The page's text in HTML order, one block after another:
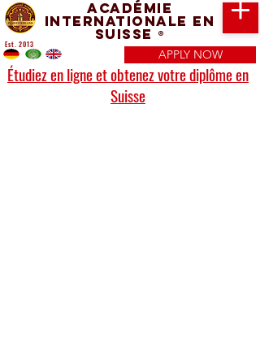
Académie
Internationale en
Suisse ®
APPLY NOW
Étudiez en ligne et obtenez votre diplôme en
Suisse
Est. 2013